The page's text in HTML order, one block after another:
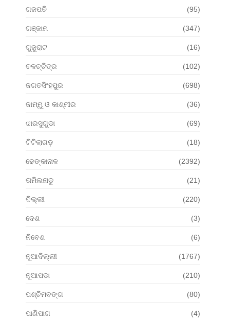
ଗଜପତି (95)
ଗଞ୍ଜାମ (347)
ଗୁଜୁରାଟ (16)
ଚଳଚ୍ଚିତ୍ର (102)
ଜଗତସିଂହପୁର (698)
ଜାମ୍ମୁ ଓ କାଶ୍ମୀର (36)
ଝାରସୁଗୁଡା (69)
ଟିଟିଲାଗଡ଼ (18)
ଢେଙ୍କାନାଳ (2392)
ତାମିଲନାଡୁ (21)
ଦିଲ୍ଲୀ (220)
ଦେଶ (3)
ନିବେଶ (6)
ନୂଆଦିଲ୍ଲୀ (1767)
ନୂଆପଡା (210)
ପଶ୍ଚିମବଙ୍ଗ (80)
ପାଣିପାଗ (4)